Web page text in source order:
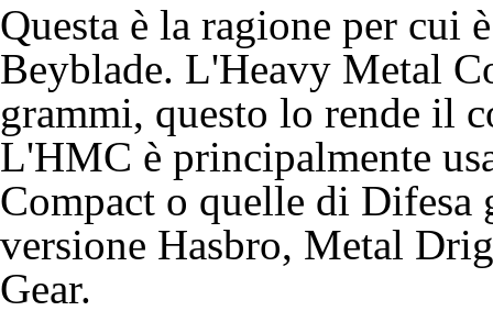
Questa è la ragione per cui
Beyblade. L'Heavy Metal
grammi, questo lo rende il
L'HMC è principalmente
Compact o quelle di Difesa
versione Hasbro, Metal
Gear.